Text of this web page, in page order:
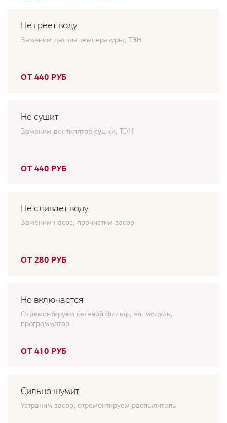
Не греет воду
Заменим датчик температуры, ТЭН
ОТ 440 РУБ
Не сушит
Заменим вентилятор сушки, ТЭН
ОТ 440 РУБ
Не сливает воду
Заменим насос, прочистим засор
ОТ 280 РУБ
Не включается
Отремонтируем сетевой фильтр, эл. модуль,
программатор
ОТ 410 РУБ
Сильно шумит
Устраним засор, отремонтируем распылитель